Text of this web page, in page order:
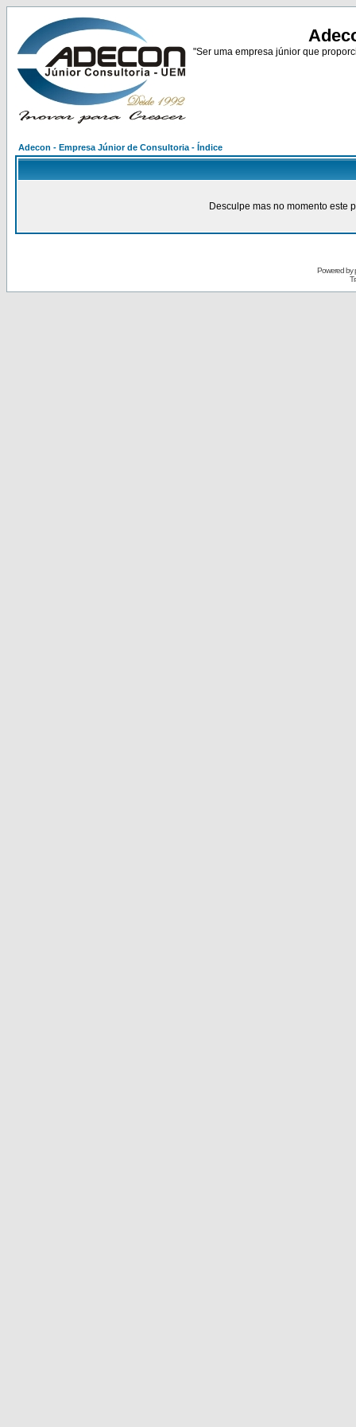
"Ser uma empresa júnior que
Adecon - Empresa Júnior de Consultoria - Índice
Desculpe mas no momento este
Powered by